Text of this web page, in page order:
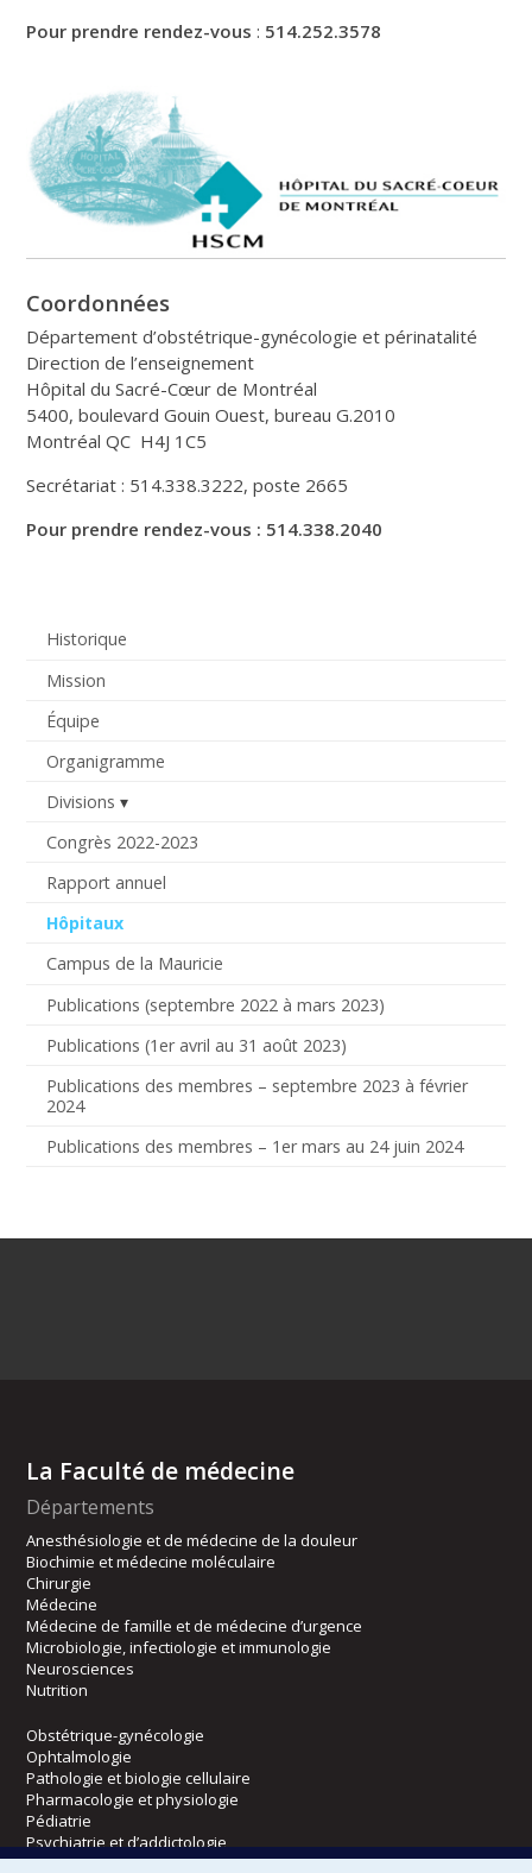
Historique
Mission
Équipe
Organigramme
Divisions
Congrès 2022-2023
Rapport annuel
Hôpitaux
Campus de la Mauricie
Publications (septembre 2022 à mars 2023)
Publications (1er avril au 31 août 2023)
Publications des membres – septembre 2023 à février
2024
Publications des membres – 1er mars au 24 juin 2024
Pour prendre rendez-vous : 514.252.3578
Coordonnées
Département d’obstétrique-gynécologie et périnatalité
Direction de l’enseignement
Hôpital du Sacré-Cœur de Montréal
5400, boulevard Gouin Ouest, bureau G.2010
Montréal QC H4J 1C5
Secrétariat : 514.338.3222, poste 2665
Pour prendre rendez-vous : 514.338.2040
La Faculté de médecine
Départements
Anesthésiologie et de médecine de la douleur
Biochimie et médecine moléculaire
Chirurgie
Médecine
Médecine de famille et de médecine d’urgence
Microbiologie, infectiologie et immunologie
Neurosciences
Nutrition
Obstétrique-gynécologie
Ophtalmologie
Pathologie et biologie cellulaire
Pharmacologie et physiologie
Pédiatrie
Psychiatrie et d’addictologie
Radiologie, radio-oncologie et médecine nucléaire